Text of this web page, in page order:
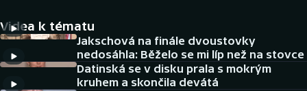
Cyklistika
DALŠÍ SPORTY
Videa k tématu
Jakschová na finále dvoustovky
nedosáhla: Běželo se mi líp než na stovce
Datinská se v disku prala s mokrým
kruhem a skončila devátá